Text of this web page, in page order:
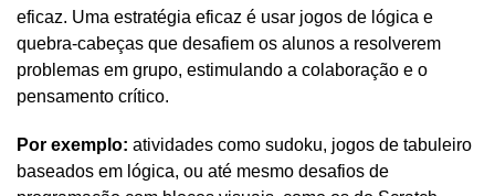
eficaz. Uma estratégia eficaz é usar jogos de lógica e
quebra-cabeças que desafiem os alunos a resolverem
problemas em grupo, estimulando a colaboração e o
pensamento crítico.
Por exemplo: atividades como sudoku, jogos de tabuleiro
baseados em lógica, ou até mesmo desafios de